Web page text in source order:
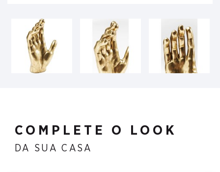
COMPLETE O LOOK
DA SUA CASA